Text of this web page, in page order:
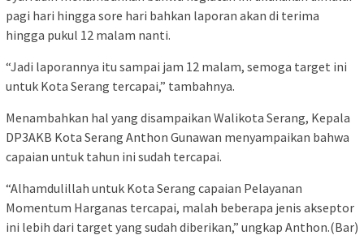
pagi hari hingga sore hari bahkan laporan akan di terima
hingga pukul 12 malam nanti.
“Jadi laporannya itu sampai jam 12 malam, semoga target ini
untuk Kota Serang tercapai,” tambahnya.
Menambahkan hal yang disampaikan Walikota Serang, Kepala
DP3AKB Kota Serang Anthon Gunawan menyampaikan bahwa
capaian untuk tahun ini sudah tercapai.
“Alhamdulillah untuk Kota Serang capaian Pelayanan
Momentum Harganas tercapai, malah beberapa jenis akseptor
ini lebih dari target yang sudah diberikan,” ungkap Anthon.(Bar)